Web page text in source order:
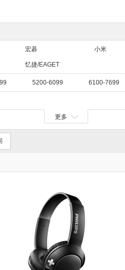
宏碁 小米
忆捷/EAGET
5200-6099 6100-7699
更多